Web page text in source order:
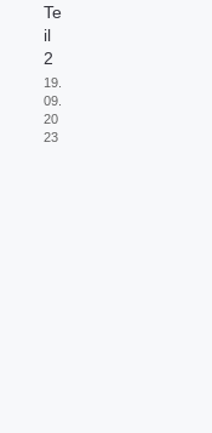
Te
il
2
19.
09.
20
23